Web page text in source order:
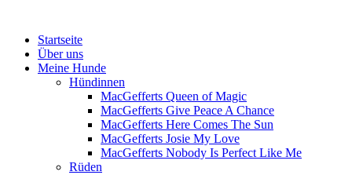
Menü
Zum
Inhalt
springen
Startseite
Über uns
Meine Hunde
Hündinnen
MacGefferts Queen of Magic
MacGefferts Give Peace A Chance
MacGefferts Here Comes The Sun
MacGefferts Josie My Love
MacGefferts Nobody Is Perfect Like Me
Rüden